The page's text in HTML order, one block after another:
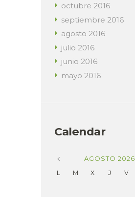
octubre 2016
septiembre 2016
agosto 2016
julio 2016
junio 2016
mayo 2016
Calendar
AGOSTO 2026
L
M X J V